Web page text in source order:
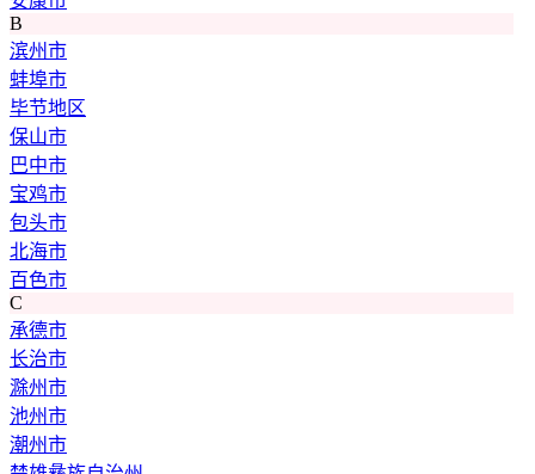
B
滨州市
蚌埠市
毕节地区
保山市
巴中市
宝鸡市
包头市
北海市
百色市
C
承德市
长治市
滁州市
池州市
潮州市